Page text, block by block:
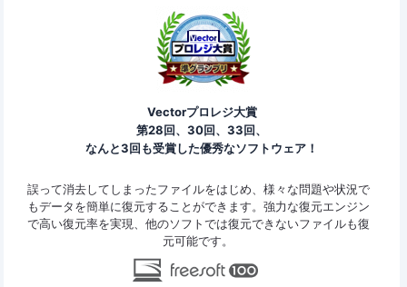
Vectorプロレジ大賞
第28回、30回、33回、
なんと3回も受賞した優秀なソフトウェア！
誤って消去してしまったファイルをはじめ、様々な問題や状況で
もデータを簡単に復元することができます。強力な復元エンジン
で高い復元率を実現、他のソフトでは復元できないファイルも復
元可能です。